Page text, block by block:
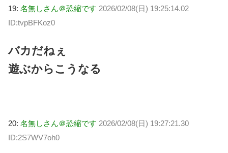
19: 名無しさん＠恐縮です 2026/02/08(日) 19:25:14.02
ID:tvpBFKoz0
バカだねぇ
遊ぶからこうなる
20: 名無しさん＠恐縮です 2026/02/08(日) 19:27:21.30
ID:2S7WV7oh0